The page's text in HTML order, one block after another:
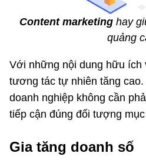
Content marketinghay
quảng
Với những nội dung hữu ích
tương tác tự nhiên tăng
doanh nghiệp không cần
tiếp cận đúng đối tượng
Gia tăng doanh số